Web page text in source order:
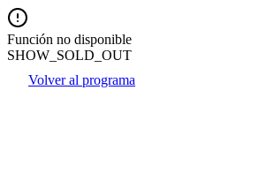
Función no disponible
SHOW_SOLD_OUT
Volver al programa